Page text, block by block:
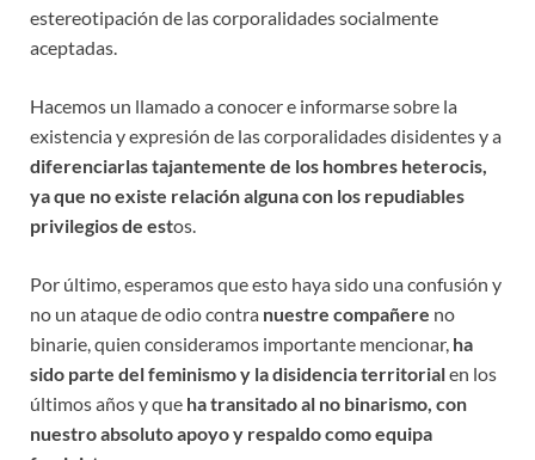
estereotipación de las corporalidades socialmente
aceptadas.
Hacemos un llamado a conocer e informarse sobre la
existencia y expresión de las corporalidades disidentes y a
diferenciarlas tajantemente de los hombres heterocis,
ya que no existe relación alguna con los repudiables
privilegios de estos.
Por último, esperamos que esto haya sido una confusión y
no un ataque de odio contra nuestre compañere no
binarie, quien consideramos importante mencionar, ha
sido parte del feminismo y la disidencia territorialen los
últimos años y que ha transitado al no binarismo, con
nuestro absoluto apoyo y respaldo como equipa